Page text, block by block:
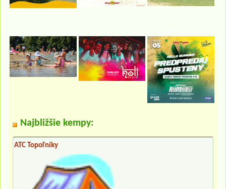
Najbližšie kempy:
ATC Topoľníky